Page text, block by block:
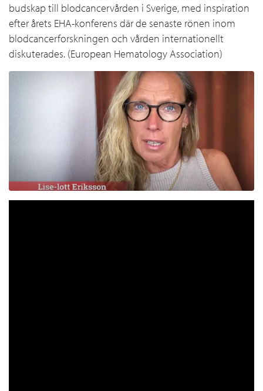
budskap till blodcancervården i Sverige, med inspiration
efter årets EHA-konferens där de senaste rönen inom
blodcancerforskningen och vården internationellt
diskuterades. (European Hematology Association)